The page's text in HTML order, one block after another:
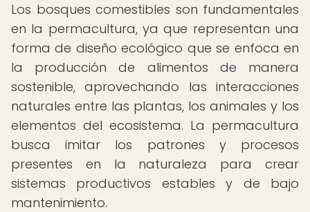
Los bosques comestibles son fundamentales
en la permacultura, ya que representan una
forma de diseño ecológico que se enfoca en
la producción de alimentos de manera
sostenible, aprovechando las interacciones
naturales entre las plantas, los animales y los
elementos del ecosistema. La permacultura
busca imitar los patrones y procesos
presentes en la naturaleza para crear
sistemas productivos estables y de bajo
mantenimiento.